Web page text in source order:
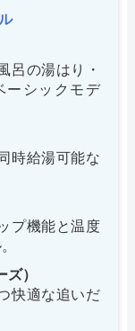
呂の湯はり・
ーシックモデ
時給湯可能な
プ機能と温度
）
快適な追いだ